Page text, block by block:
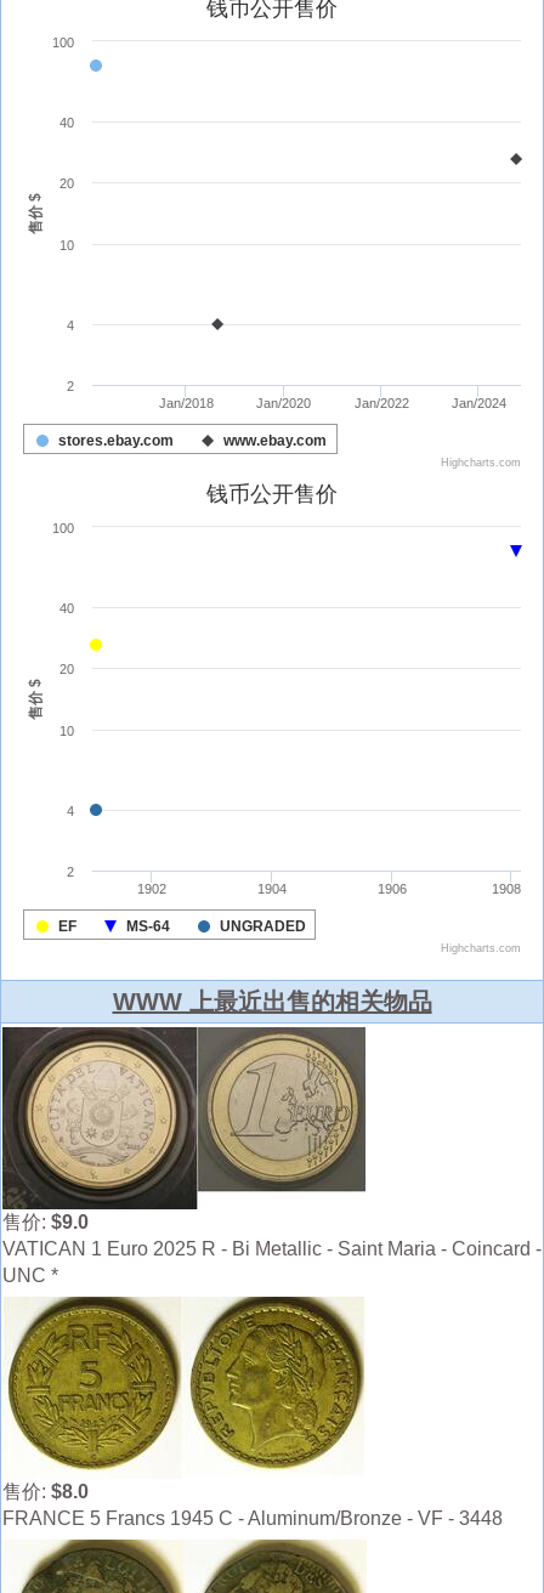
WWW 上最近出售的相关物品
售价: $9.0
VATICAN 1 Euro 2025 R - Bi Metallic - Saint Maria - Coincard -
UNC *
售价: $8.0
FRANCE 5 Francs 1945 C - Aluminum/Bronze - VF - 3448